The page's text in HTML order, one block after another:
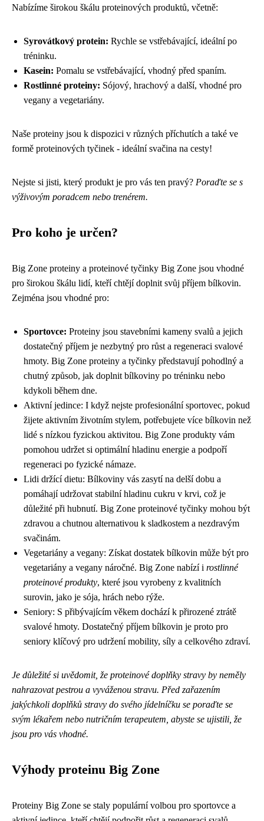
Nabízíme širokou škálu proteinových produktů, včetně:
Syrovátkový protein: Rychle se vstřebávající, ideální po
tréninku.
Kasein: Pomalu se vstřebávající, vhodný před spaním.
Rostlinné proteiny: Sójový, hrachový a další, vhodné pro
vegany a vegetariány.
Naše proteiny jsou k dispozici v různých příchutích a také ve
formě proteinových tyčinek - ideální svačina na cesty!
Nejste si jisti, který produkt je pro vás ten pravý? Poraďte se s
výživovým poradcem nebo trenérem.
Pro koho je určen?
Big Zone proteiny a proteinové tyčinky Big Zone jsou vhodné
pro širokou škálu lidí, kteří chtějí doplnit svůj příjem bílkovin.
Zejména jsou vhodné pro:
Sportovce: Proteiny jsou stavebními kameny svalů a jejich
dostatečný příjem je nezbytný pro růst a regeneraci svalové
hmoty. Big Zone proteiny a tyčinky představují pohodlný a
chutný způsob, jak doplnit bílkoviny po tréninku nebo
kdykoli během dne.
Aktivní jedince: I když nejste profesionální sportovec, pokud
žijete aktivním životním stylem, potřebujete více bílkovin než
lidé s nízkou fyzickou aktivitou. Big Zone produkty vám
pomohou udržet si optimální hladinu energie a podpoří
regeneraci po fyzické námaze.
Lidi držící dietu: Bílkoviny vás zasytí na delší dobu a
pomáhají udržovat stabilní hladinu cukru v krvi, což je
důležité při hubnutí. Big Zone proteinové tyčinky mohou být
zdravou a chutnou alternativou k sladkostem a nezdravým
svačinám.
Vegetariány a vegany: Získat dostatek bílkovin může být pro
vegetariány a vegany náročné. Big Zone nabízí i rostlinné
proteinové produkty, které jsou vyrobeny z kvalitních
surovin, jako je sója, hrách nebo rýže.
Seniory: S přibývajícím věkem dochází k přirozené ztrátě
svalové hmoty. Dostatečný příjem bílkovin je proto pro
seniory klíčový pro udržení mobility, síly a celkového zdraví.
Je důležité si uvědomit, že proteinové doplňky stravy by neměly
nahrazovat pestrou a vyváženou stravu. Před zařazením
jakýchkoli doplňků stravy do svého jídelníčku se poraďte se
svým lékařem nebo nutričním terapeutem, abyste se ujistili, že
jsou pro vás vhodné.
Výhody proteinu Big Zone
Proteiny Big Zone se staly populární volbou pro sportovce a